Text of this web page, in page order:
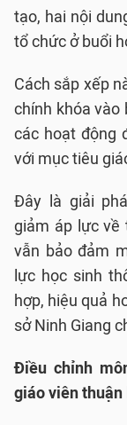
tạo, hai nội
tổ chức ở buổi
Cách sắp xếp
chính khóa vào
các hoạt động
với mục tiêu
Đây là giải
giảm áp lực về
vẫn bảo đảm
lực học sinh
hợp, hiệu quả
sở Ninh Giang
Điều chỉnh
giáo viên thuận